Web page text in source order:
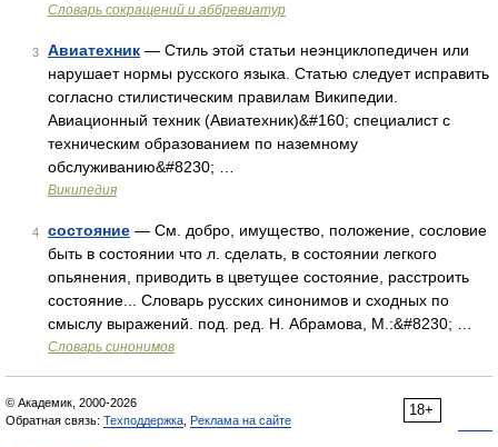
Словарь сокращений и аббревиатур
3 Авиатехник — Стиль этой статьи неэнциклопедичен или
нарушает нормы русского языка. Статью следует исправить
согласно стилистическим правилам Википедии.
Авиационный техник (Авиатехник)&#160; специалист с
техническим образованием по наземному
обслуживанию&#8230; …
Википедия
4 состояние — См. добро, имущество, положение, сословие
быть в состоянии что л. сделать, в состоянии легкого
опьянения, приводить в цветущее состояние, расстроить
состояние... Словарь русских синонимов и сходных по
смыслу выражений. под. ред. Н. Абрамова, М.:&#8230; …
Словарь синонимов
18+
© Академик, 2000-2026
Обратная связь: Техподдержка Реклама на сайте